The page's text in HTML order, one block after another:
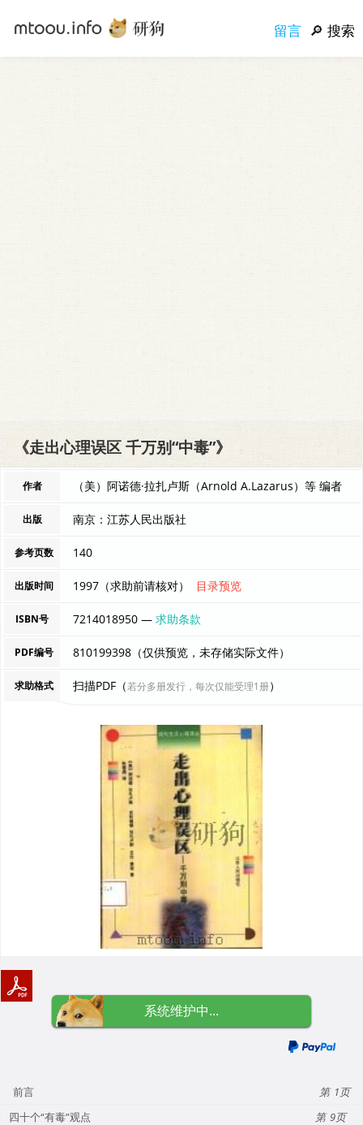
留言 搜索
《走出心理误区 千万别“中毒”》
作者 （美）阿诺德·拉扎卢斯（Arnold A.Lazarus）等 编者
出版 南京：江苏人民出版社
参考页数 140
出版时间 1997（求助前请核对） 目录预览
ISBN号 7214018950 —求助条款
PDF编号 810199398（仅供预览，未存储实际文件）
求助格式 扫描PDF（若分多册发行，每次仅能受理1册）
系统维护中...
前言
1
四十个“有毒”观点
9